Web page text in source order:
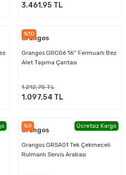
3.461,95 TL
%10
Grangos
Grangos GRC06 16'' Fermuarlı Bez
Alet Taşıma Çantası
1.212,75 TL
1.097,54 TL
%9 Ücretsiz Kargo
Grangos
Grangos GRSA01 Tek Çekmeceli
Rulmanlı Servis Arabası